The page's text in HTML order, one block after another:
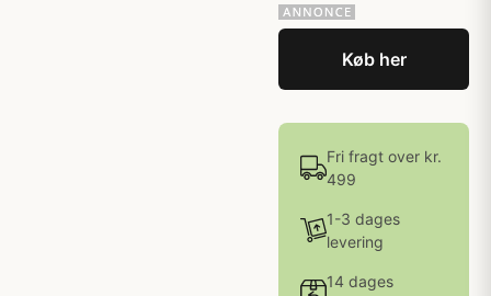
Køb her
Fri fragt over kr.
499
1-3 dages
levering
14 dages